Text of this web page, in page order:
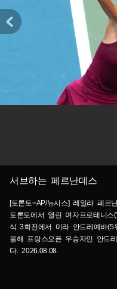
서브하는 페르난데스
[토론토=AP/뉴시스] 레일라 페르
토론토에서 열린 여자프로테니
식 3회전에서 미라 안드레예바(5
올해 프랑스오픈 우승자인 안드
다. 2026.08.08.